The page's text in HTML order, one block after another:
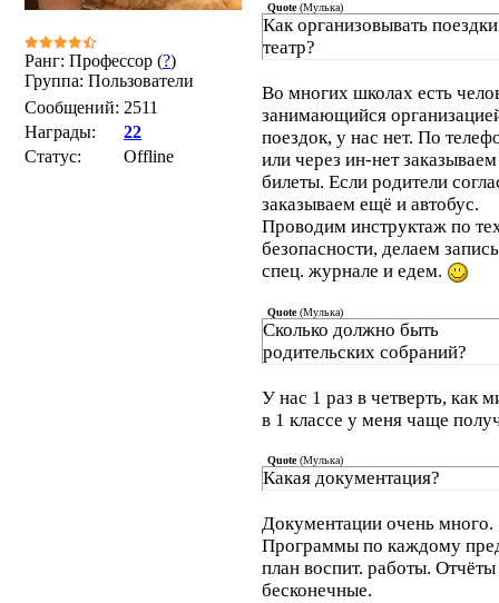
Ранг: Профессор (?)
Группа: Пользователи
Сообщений: 2511
Награды:
22
Статус:
Offline
Quote(Мулька)
Как организовывать
театр?
Во многих школах есть
занимающийся
поездок, у нас нет. По
или через ин-нет заказываем
билеты. Если родители
заказываем ещё и автобус.
Проводим инструктаж по
безопасности, делаем
спец. журнале и едем.
Quote(Мулька)
Сколько должно быть
родительских собраний?
У нас 1 раз в четверть, как
в 1 классе у меня чаще
Quote(Мулька)
Какая документация?
Документации очень много.
Программы по каждому
план воспит. работы. Отчёты
бесконечные.